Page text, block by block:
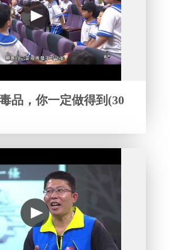
品，你一定做得到(30